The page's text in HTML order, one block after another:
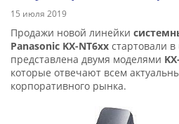
15 июля 2019
Продажи новой линейки
Panasonic KX-NT6xx стартовали
представлена двумя моделями
которые отвечают всем
корпоративного рынка.